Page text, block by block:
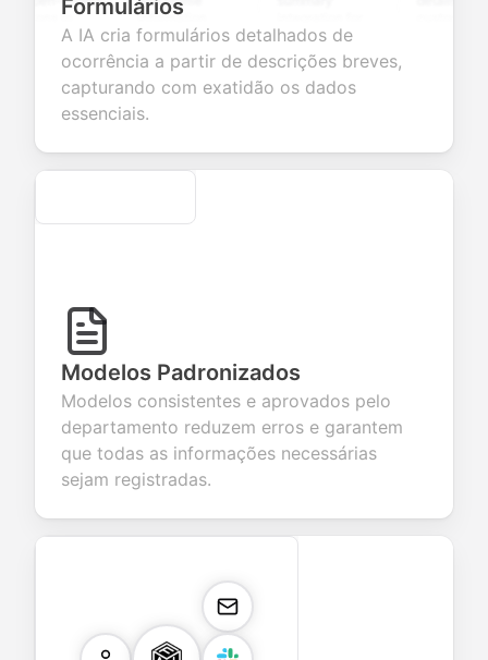
valuable
or
information
fields for
seamless
account
creation.
smooth e-
commerce
transactions.
efficient
Formulários
A IA cria formulários detalhados de
ocorrência a partir de descrições breves,
capturando com exatidão os dados
essenciais.
Secure
Modelos Padronizados
Modelos consistentes e aprovados pelo
departamento reduzem erros e garantem
que todas as informações necessárias
sejam registradas.